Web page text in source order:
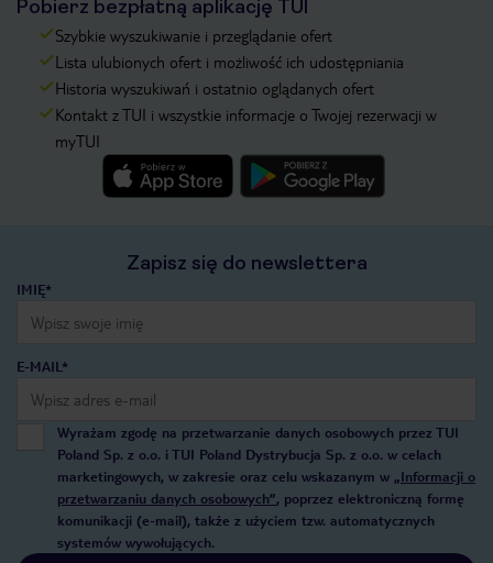
Pobierz bezpłatną aplikację TUI
Szybkie wyszukiwanie i przeglądanie ofert
Lista ulubionych ofert i możliwość ich udostępniania
Historia wyszukiwań i ostatnio oglądanych ofert
Kontakt z TUI i wszystkie informacje o Twojej rezerwacji w
myTUI
Zapisz się do newslettera
IMIĘ*
E-MAIL*
Wyrażam zgodę na przetwarzanie danych osobowych przez TUI
Poland Sp. z o.o. i TUI Poland Dystrybucja Sp. z o.o. w celach
marketingowych, w zakresie oraz celu wskazanym w „Informacji o
przetwarzaniu danych osobowych”, poprzez elektroniczną formę
komunikacji (e-mail), także z użyciem tzw. automatycznych
systemów wywołujących.